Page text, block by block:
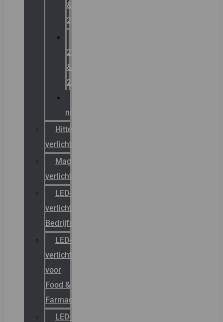
&
2
21
&
22
noodverlichting
Hittebestendige
verlichting
Magazijn
verlichting
LED-
verlichting
Bedrijfshal
LED-
verlichting
voor
Food &
Farmacie
LED-